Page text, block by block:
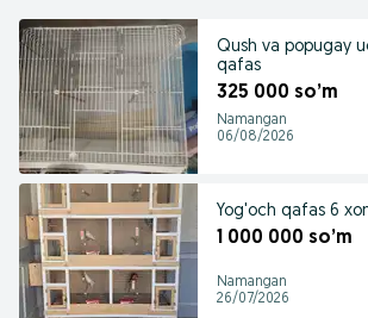
Qush va popugay
qafas
325 000 so’m
Namangan
06/08/2026
Yog'och qafas 6
1 000 000 so’m
Namangan
26/07/2026